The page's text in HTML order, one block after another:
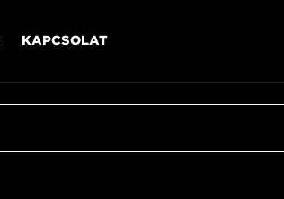
KAPCSOLAT